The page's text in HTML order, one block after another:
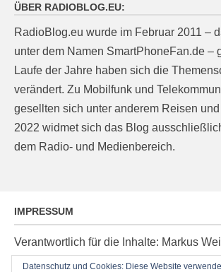
ÜBER RADIOBLOG.EU:
RadioBlog.eu wurde im Februar 2011 –
unter dem Namen SmartPhoneFan.de –
Laufe der Jahre haben sich die
verändert. Zu Mobilfunk und
gesellten sich unter anderem Reisen
2022 widmet sich das Blog
dem Radio- und Medienbereich.
IMPRESSUM
Verantwortlich für die Inhalte: Markus
Ziegelacker 20, D-63599 Biebergemünd,
Datenschutz und Cookies: Diese Website